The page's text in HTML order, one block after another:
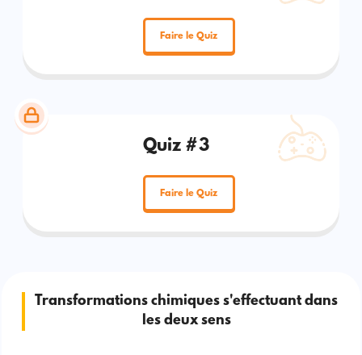
Faire le Quiz
Quiz #3
Faire le Quiz
Transformations chimiques s'effectuant dans
les deux sens